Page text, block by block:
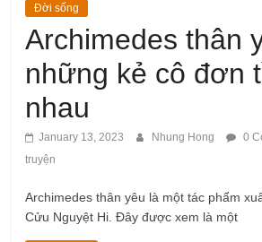
Đời sống
Archimedes thân
những kẻ cô đơn
nhau
January 13, 2023 Nhung Hong 0
truyện
Archimedes thân yêu là một tác phẩm
Cửu Nguyệt Hi. Đây được xem là một